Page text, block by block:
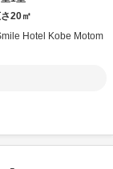
20㎡
Hotel Kobe Motom